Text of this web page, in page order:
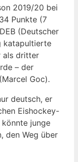
2019/20 bei
Punkte (7
(Deutscher
katapultierte
als dritter
– der
Goc).
deutsch, er
Eishockey-
könnte junge
den Weg über